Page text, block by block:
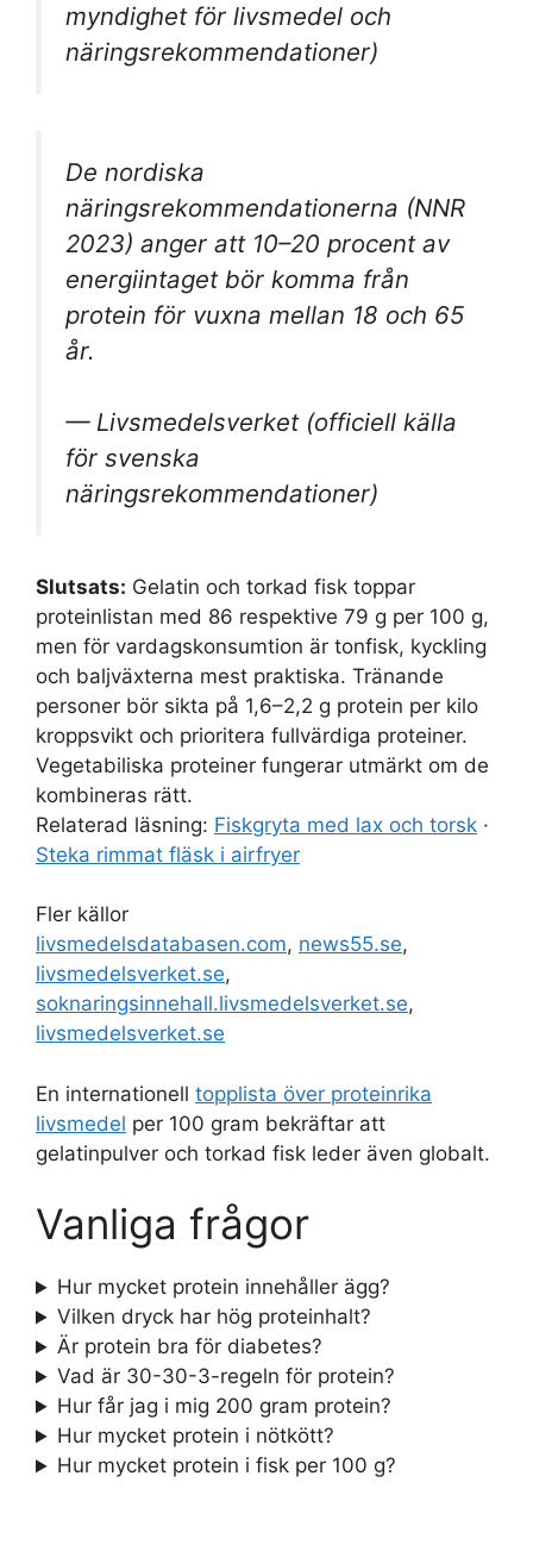
myndighet för livsmedel och
näringsrekommendationer)
De nordiska
näringsrekommendationerna (NNR
2023) anger att 10–20 procent av
energiintaget bör komma från
protein för vuxna mellan 18 och 65
år.
— Livsmedelsverket (officiell källa
för svenska
näringsrekommendationer)
Slutsats: Gelatin och torkad fisk toppar
proteinlistan med 86 respektive 79 g per 100 g,
men för vardagskonsumtion är tonfisk, kyckling
och baljväxterna mest praktiska. Tränande
personer bör sikta på 1,6–2,2 g protein per kilo
kroppsvikt och prioritera fullvärdiga proteiner.
Vegetabiliska proteiner fungerar utmärkt om de
kombineras rätt.
Relaterad läsning: Fiskgryta med lax och torsk ·
Steka rimmat fläsk i airfryer
Fler källor
livsmedelsdatabasen.com, news55.se,
livsmedelsverket.se,
soknaringsinnehall.livsmedelsverket.se,
livsmedelsverket.se
En internationell topplista över proteinrika
livsmedel per 100 gram bekräftar att
gelatinpulver och torkad fisk leder även globalt.
Vanliga frågor
Hur mycket protein innehåller ägg?
Vilken dryck har hög proteinhalt?
Är protein bra för diabetes?
Vad är 30-30-3-regeln för protein?
Hur får jag i mig 200 gram protein?
Hur mycket protein i nötkött?
Hur mycket protein i fisk per 100 g?